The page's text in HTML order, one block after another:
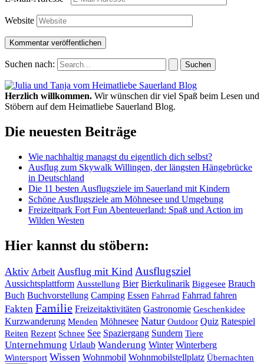
Website
Suchen nach:
Herzlich willkommen. Wir wünschen dir viel Spaß beim Lesen und
Stöbern auf dem Heimatliebe Sauerland Blog.
Die neuesten Beiträge
Wie nachhaltig managst du eigentlich dich selbst?
Ausflug zum Skywalk Willingen, der längsten Hängebrücke
in Deutschland
Die 11 besten Ausflugsziele im Sauerland mit Kindern
Schöne Ausflugsziele am Möhnesee und Umgebung
Freizeitpark Fort Fun Abenteuerland: Spaß und Action im
Wilden Westen
Hier kannst du stöbern:
Aktiv Arbeit Ausflug mit Kind Ausflugsziel
Aussichtsplattform Ausstellung Bier Bierkulinarik Biggesee Brauch
Buch Buchvorstellung Camping Essen Fahrrad Fahrrad fahren
Fakten Familie Freizeitaktivitäten Gastronomie Geschenkidee
Kurzwanderung Menden Möhnesee Natur Outdoor Quiz Ratespiel
Reiten Rezept Schnee See Spaziergang Sundern Tiere
Unternehmung Urlaub Wanderung Winter Winterberg
Wintersport Wissen Wohnmobil Wohnmobilstellplatz Übernachten